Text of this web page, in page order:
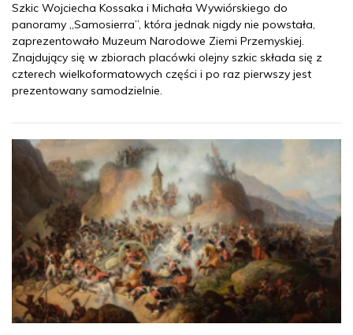
Szkic Wojciecha Kossaka i Michała Wywiórskiego do
panoramy „Samosierra”, która jednak nigdy nie powstała,
zaprezentowało Muzeum Narodowe Ziemi Przemyskiej.
Znajdujący się w zbiorach placówki olejny szkic składa się z
czterech wielkoformatowych części i po raz pierwszy jest
prezentowany samodzielnie.